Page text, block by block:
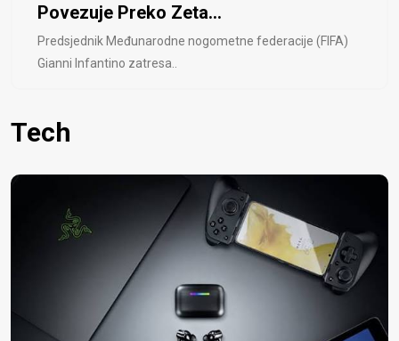
Povezuje Preko Zeta...
Predsjednik Međunarodne nogometne federacije (FIFA)
Gianni Infantino zatresa..
Tech